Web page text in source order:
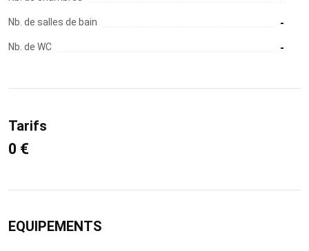
Nb. de salles de bain -
Nb. de WC -
Tarifs
0 €
EQUIPEMENTS